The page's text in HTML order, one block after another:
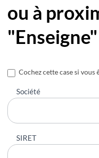
ou à
"Enseigne"
Nous
contacter
Cochez cette case si
Société
SIRET